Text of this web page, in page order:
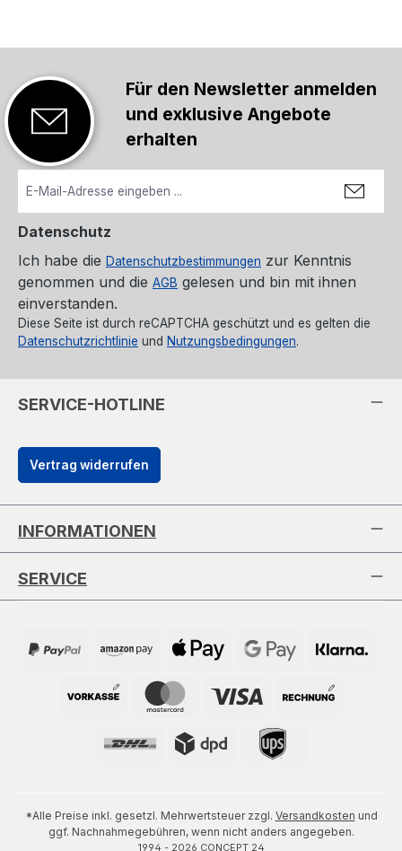
Für den Newsletter anmelden
und exklusive Angebote
erhalten
Datenschutz
Ich habe die Datenschutzbestimmungen zur Kenntnis
genommen und die AGB gelesen und bin mit ihnen
einverstanden.
Diese Seite ist durch reCAPTCHA geschützt und es gelten die
Datenschutzrichtlinie und Nutzungsbedingungen.
SERVICE-HOTLINE
Vertrag widerrufen
INFORMATIONEN
SERVICE
*Alle Preise inkl. gesetzl. Mehrwertsteuer zzgl. Versandkosten und
ggf. Nachnahmegebühren, wenn nicht anders angegeben.
1994 - 2026 CONCEPT 24